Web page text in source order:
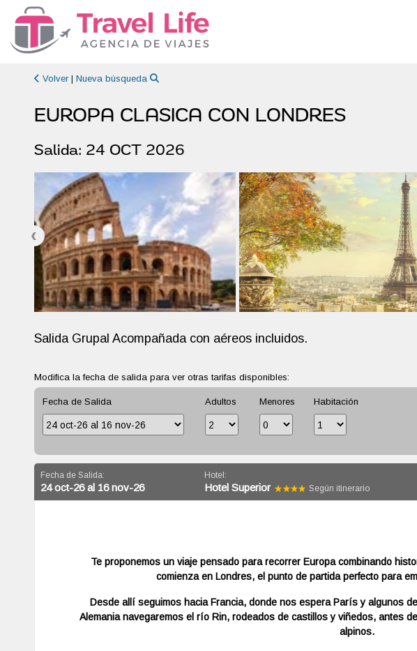
Volver| Nueva búsqueda
EUROPA CLASICA CON LONDRES
Salida: 24 OCT 2026
Salida Grupal Acompañada con aéreos incluidos.
Modifica la fecha de salida para ver otras tarifas disponibles:
Fecha de Salida Adultos Menores Habitación
Fecha de Salida:
24 oct-26 al 16 nov-26
Hotel:
Hotel Superior Según itinerario
Te proponemos un viaje pensado para recorrer Europa combinando
comienza en Londres, el punto de partida perfecto para
Desde allí seguimos hacia Francia, donde nos espera París y algunos
Alemania navegaremos el río Rin, rodeados de castillos y viñedos, antes
alpinos.